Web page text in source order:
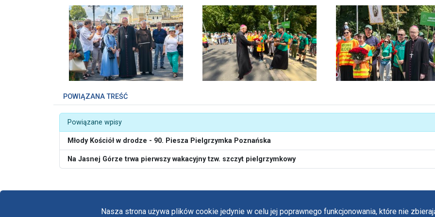
Nasza strona używa plików cookie jedynie w celu jej poprawnego funkcjonowania, które nie
POWIĄZANA TREŚĆ
Powiązane wpisy
Młody Kościół w drodze - 90. Piesza Pielgrzymka Poznańska
Na Jasnej Górze trwa pierwszy wakacyjny tzw. szczyt pielgrzymkowy